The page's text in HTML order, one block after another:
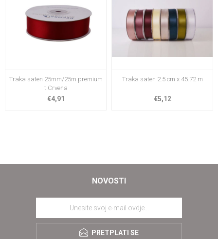
Traka saten 25mm/25m premium
t.Crvena
€4,91
Traka saten 2.5 cm x 45.72 m
€5,12
NOVOSTI
PRETPLATI SE